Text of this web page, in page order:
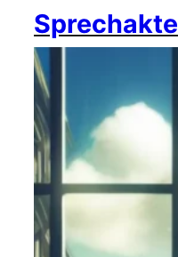
Sprechakte